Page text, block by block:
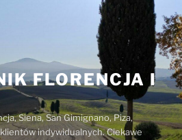
FLORENCJA I
Siena, San Gimignano, Piza,
indywidualnych. Ciekawe